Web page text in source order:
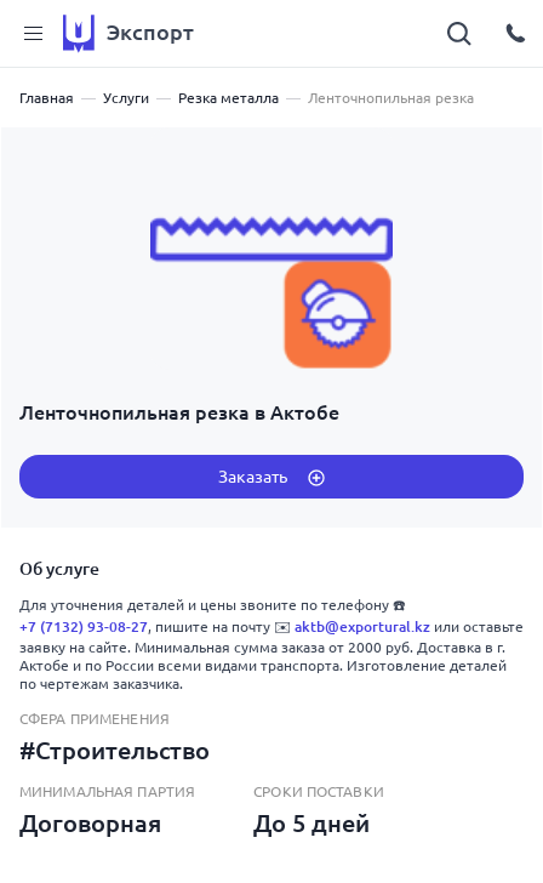
Экспорт
Главная Услуги Резка металла Ленточнопильная резка
Ленточнопильная резка в Актобе
Заказать
Об услуге
Для уточнения деталей и цены звоните по телефону ☎️
+7 (7132) 93-08-27, пишите на почту ✉️ aktb@exportural.kz или оставьте
заявку на сайте. Минимальная сумма заказа от 2000 руб. Доставка в г.
Актобе и по России всеми видами транспорта. Изготовление деталей
по чертежам заказчика.
СФЕРА ПРИМЕНЕНИЯ
#Строительство
МИНИМАЛЬНАЯ ПАРТИЯ
Договорная
СРОКИ ПОСТАВКИ
До 5 дней